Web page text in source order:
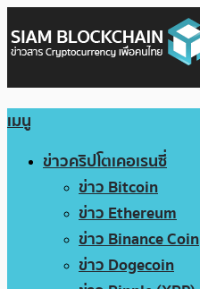
เมนู
ข่าวคริปโตเคอเรนซี่
ข่าว Bitcoin
ข่าว Ethereum
ข่าว Binance Coin
ข่าว Dogecoin